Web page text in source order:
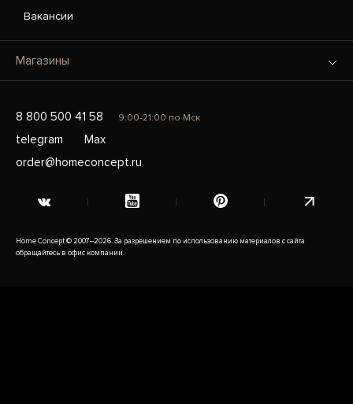
Вакансии
Магазины
8 800 500 41 58 9:00-21:00 по Мск
telegram
Max
order@homeconcept.ru
Home Concept © 2007–2026. За разрешением по использованию материалов с сайта
обращайтесь в офис компании.